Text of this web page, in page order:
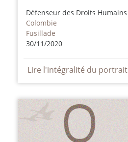
Défenseur des Droits Humains
Colombie
Fusillade
30/11/2020
Lire l'intégralité du portrait